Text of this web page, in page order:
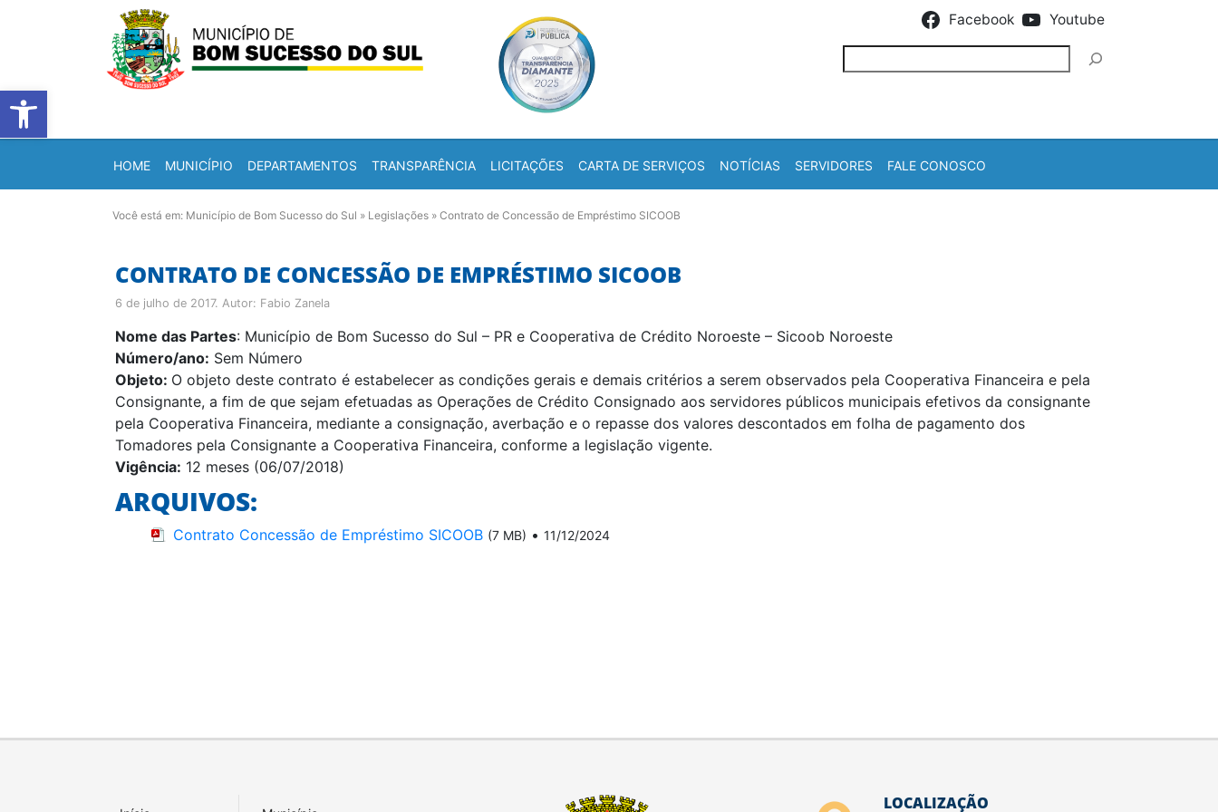
Barra de Ferramentas Aberta
Facebook Youtube
HOME MUNICÍPIO DEPARTAMENTOS TRANSPARÊNCIA LICITAÇÕES CARTA DE SERVIÇOS NOTÍCIAS SERVIDORES FALE CONOSCO
Você está em: Município de Bom Sucesso do Sul » Legislações » Contrato de Concessão de Empréstimo SICOOB
CONTRATO DE CONCESSÃO DE EMPRÉSTIMO SICOOB
6 de julho de 2017. Autor: Fabio Zanela
Nome das Partes: Município de Bom Sucesso do Sul – PR e Cooperativa de Crédito Noroeste – Sicoob Noroeste
Número/ano: Sem Número
Objeto: O objeto deste contrato é estabelecer as condições gerais e demais critérios a serem observados pela Cooperativa Financeira e pela
Consignante, a fim de que sejam efetuadas as Operações de Crédito Consignado aos servidores públicos municipais efetivos da consignante
pela Cooperativa Financeira, mediante a consignação, averbação e o repasse dos valores descontados em folha de pagamento dos
Tomadores pela Consignante a Cooperativa Financeira, conforme a legislação vigente.
Vigência: 12 meses (06/07/2018)
ARQUIVOS:
Contrato Concessão de Empréstimo SICOOB (7 MB) • 11/12/2024
LOCALIZAÇÃO